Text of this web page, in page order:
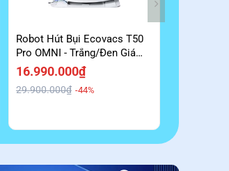
Robot Hút Bụi Ecovacs T50
Pro OMNI - Trắng/Đen Giá
Kịch Sàn
16.990.000₫
29.900.000₫ -44%